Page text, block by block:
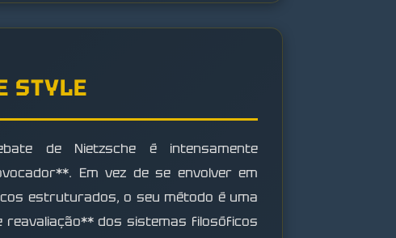
STYLE
de Nietzsche é intensamente
Em vez de se envolver em
estruturados, o seu método é uma
reavaliação** dos sistemas filosóficos